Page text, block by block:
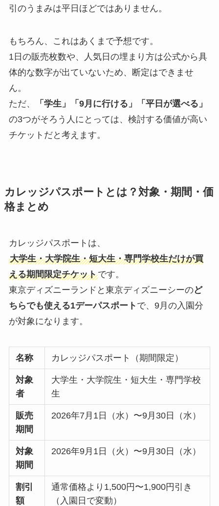
引のうまみは平日ほどではありません。
もちろん、これはあくまで予想です。
1日の販売枚数や、人気日の埋まり方は公式から具
体的な数字が出ていないため、断定はできませ
ん。
ただ、
「学生」「9月に行ける」「平日が選べる」
の3つがそろう人にとっては、検討する価値が高い
チケットだと考えます。
カレッジパスポートとは？対象・期間・価
格まとめ
カレッジパスポートは、
大学生・大学院生・短大生・専門学校生だけが買
える期間限定チケットです。
東京ディズニーランドと東京ディズニーシーのど
ちらでも使える1デーパスポート で、9月の入園分
が対象になります。
名称 カレッジパスポート（期間限定）
対象
者
大学生・大学院生・短大生・専門学校
生
販売
期間
2026年7月1日（水）〜9月30日（水）
対象
期間
2026年9月1日（火）〜9月30日（水）
割引
額
通常価格より1,500円〜1,900円引き
（入園日で変動）